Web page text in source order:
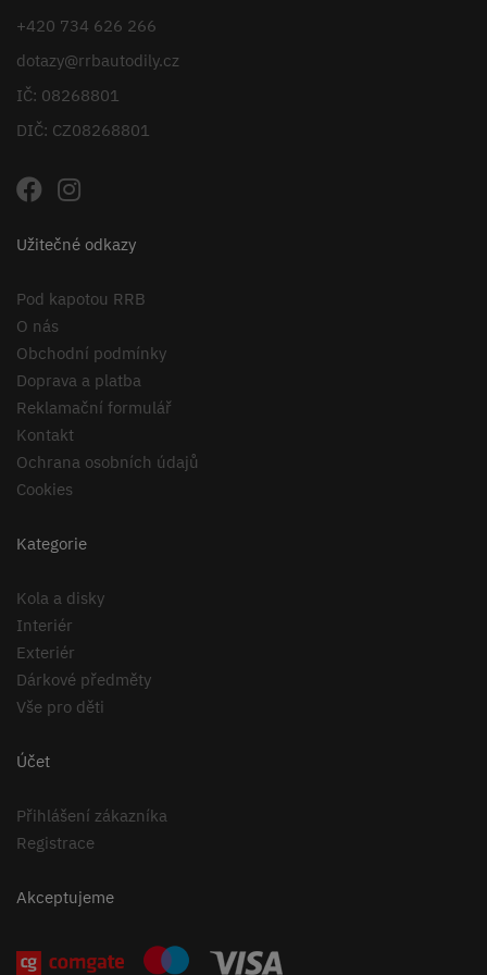
+420 734 626 266
dotazy@rrbautodily.cz
IČ: 08268801
DIČ: CZ08268801
Užitečné odkazy
Pod kapotou RRB
O nás
Obchodní podmínky
Doprava a platba
Reklamační formulář
Kontakt
Ochrana osobních údajů
Cookies
Kategorie
Kola a disky
Interiér
Exteriér
Dárkové předměty
Vše pro děti
Účet
Přihlášení zákazníka
Registrace
Akceptujeme